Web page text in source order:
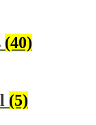
(40)
(5)